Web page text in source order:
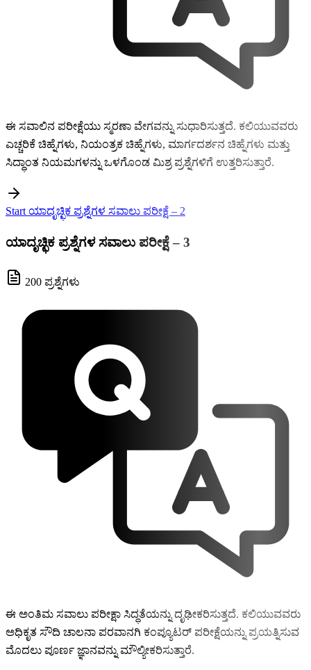
ಈ ಸವಾಲಿನ ಪರೀಕ್ಷೆಯು ಸ್ಮರಣಾ ವೇಗವನ್ನು ಸುಧಾರಿಸುತ್ತದೆ. ಕಲಿಯುವವರು
ಎಚ್ಚರಿಕೆ ಚಿಹ್ನೆಗಳು, ನಿಯಂತ್ರಕ ಚಿಹ್ನೆಗಳು, ಮಾರ್ಗದರ್ಶನ ಚಿಹ್ನೆಗಳು ಮತ್ತು
ಸಿದ್ಧಾಂತ ನಿಯಮಗಳನ್ನು ಒಳಗೊಂಡ ಮಿಶ್ರ ಪ್ರಶ್ನೆಗಳಿಗೆ ಉತ್ತರಿಸುತ್ತಾರೆ.
Start ಯಾದೃಚ್ಛಿಕ ಪ್ರಶ್ನೆಗಳ ಸವಾಲು ಪರೀಕ್ಷೆ – 2
ಯಾದೃಚ್ಛಿಕ ಪ್ರಶ್ನೆಗಳ ಸವಾಲು ಪರೀಕ್ಷೆ – 3
200 ಪ್ರಶ್ನೆಗಳು
ಈ ಅಂತಿಮ ಸವಾಲು ಪರೀಕ್ಷಾ ಸಿದ್ಧತೆಯನ್ನು ದೃಢೀಕರಿಸುತ್ತದೆ. ಕಲಿಯುವವರು
ಅಧಿಕೃತ ಸೌದಿ ಚಾಲನಾ ಪರವಾನಗಿ ಕಂಪ್ಯೂಟರ್ ಪರೀಕ್ಷೆಯನ್ನು ಪ್ರಯತ್ನಿಸುವ
ಮೊದಲು ಪೂರ್ಣ ಜ್ಞಾನವನ್ನು ಮೌಲ್ಯೀಕರಿಸುತ್ತಾರೆ.